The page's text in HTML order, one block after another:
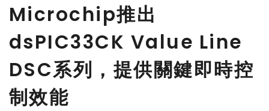
Microchip推出
dsPIC33CK Value Line
DSC系列，提供關鍵即時控
制效能